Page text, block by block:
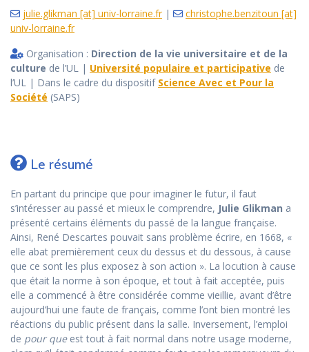
julie.glikman [at] univ-lorraine.fr|
christophe.benzitoun [at]
univ-lorraine.fr
Organisation : Direction de la vie universitaire et de la
culture de l’UL | Université populaire et participative de
l’UL | Dans le cadre du dispositif Science Avec et Pour la
Société (SAPS)
Le résumé
En partant du principe que pour imaginer le futur, il faut
s’intéresser au passé et mieux le comprendre, Julie Glikman a
présenté certains éléments du passé de la langue française.
Ainsi, René Descartes pouvait sans problème écrire, en 1668, «
elle abat premièrement ceux du dessus et du dessous, à cause
que ce sont les plus exposez à son action ». La locution à cause
que était la norme à son époque, et tout à fait acceptée, puis
elle a commencé à être considérée comme vieillie, avant d’être
aujourd’hui une faute de français, comme l’ont bien montré les
réactions du public présent dans la salle. Inversement, l’emploi
de pour queest tout à fait normal dans notre usage moderne,